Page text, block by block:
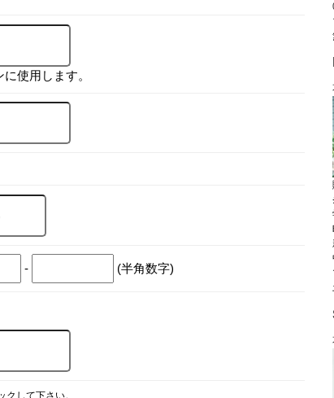
使用します。
- (半角数字)
して下さい。